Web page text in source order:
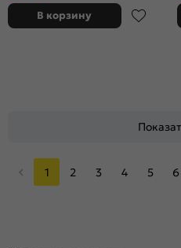
В корзину
1 2 3 4 5 6